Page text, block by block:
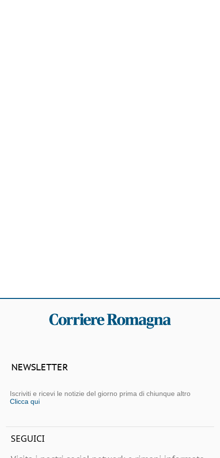
NEWSLETTER
Iscriviti e ricevi le notizie del giorno prima di chiunque altro
Clicca qui
SEGUICI